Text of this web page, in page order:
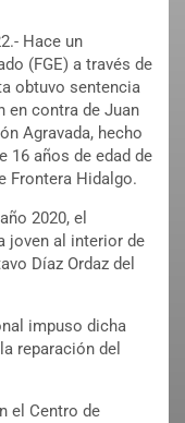
Hace un
(FGE) a través de
obtuvo sentencia
en contra de Juan
Agravada, hecho
16 años de edad de
Frontera Hidalgo.
2020, el
joven al interior de
Díaz Ordaz del
impuso dicha
reparación del
el Centro de